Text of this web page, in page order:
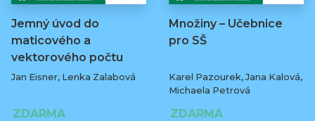
Jemný úvod do
maticového a
vektorového počtu
Jan Eisner, Lenka Zalabová
ZDARMA
Množiny – Učebnice
pro SŠ
Karel Pazourek, Jana Kalová,
Michaela Petrová
ZDARMA